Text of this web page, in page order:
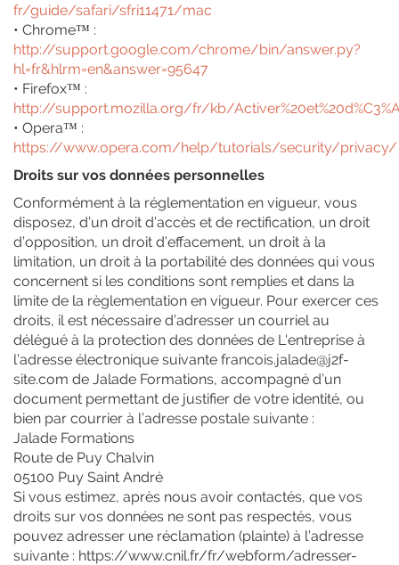
fr/guide/safari/sfri11471/mac
• Chrome™ :
http://support.google.com/chrome/bin/answer.py?
hl=fr&hlrm=en&answer=95647
• Firefox™ :
http://support.mozilla.org/fr/kb/
• Opera™ :
https://www.opera.com/help/tutorials/security/privacy/
Droits sur vos données personnelles
Conformément à la réglementation en vigueur, vous
disposez, d’un droit d’accès et de rectification, un droit
d’opposition, un droit d’effacement, un droit à la
limitation, un droit à la portabilité des données qui vous
concernent si les conditions sont remplies et dans la
limite de la règlementation en vigueur. Pour exercer ces
droits, il est nécessaire d’adresser un courriel au
délégué à la protection des données de L'entreprise à
l’adresse électronique suivante francois.jalade@j2f-
site.com de Jalade Formations, accompagné d’un
document permettant de justifier de votre identité, ou
bien par courrier à l’adresse postale suivante :
Jalade Formations
Route de Puy Chalvin
05100 Puy Saint André
Si vous estimez, après nous avoir contactés, que vos
droits sur vos données ne sont pas respectés, vous
pouvez adresser une réclamation (plainte) à l’adresse
suivante : https://www.cnil.fr/fr/webform/adresser-